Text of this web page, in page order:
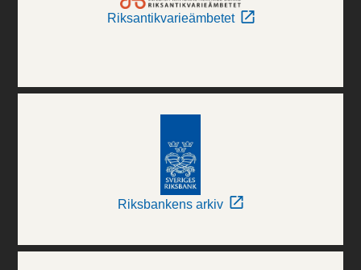
Riksantikvarieämbetet
Riksbankens arkiv